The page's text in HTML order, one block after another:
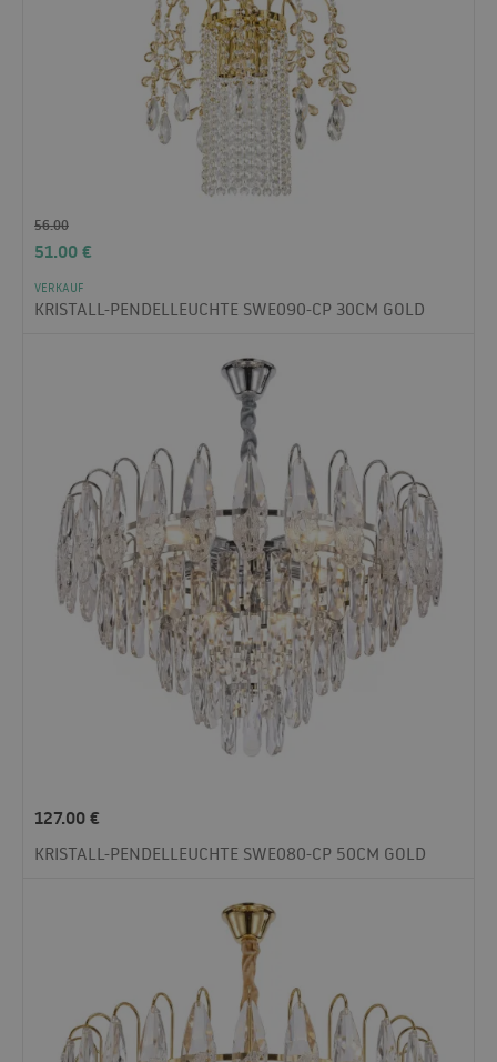
56.00
51.00€
VERKAUF
KRISTALL-PENDELLEUCHTE SWE090-CP 30CM GOLD
127.00€
KRISTALL-PENDELLEUCHTE SWE080-CP 50CM GOLD